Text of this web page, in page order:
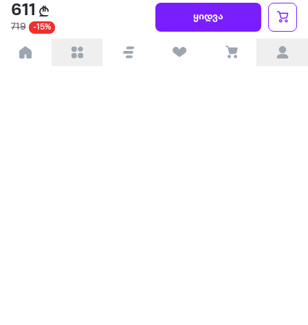
611
719 -15%
ყიდვა
წესები და პირობები